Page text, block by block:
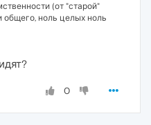
(от "старой"
общего, ноль целых ноль
0